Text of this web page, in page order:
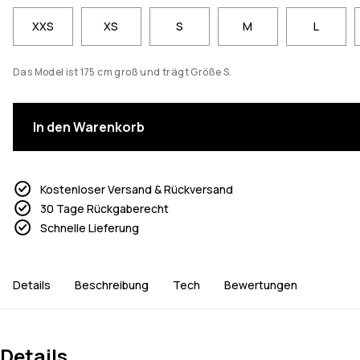
XXS XS S M L
Das Model ist 175 cm groß und trägt Größe S.
In den Warenkorb
Kostenloser Versand & Rückversand
30 Tage Rückgaberecht
Schnelle Lieferung
Details Beschreibung Tech Bewertungen